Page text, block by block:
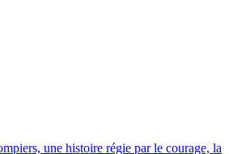
une histoire régie par le courage, la